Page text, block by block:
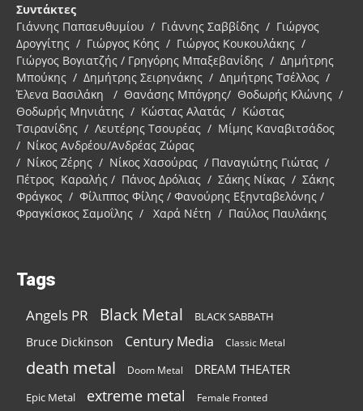
Συντάκτες
Γιάννης Παπαευθυμίου / Γιάννης Σαββίδης / Γιώργος
Δρογγίτης / Γιώργος Κόης / Γιώργος Κουκουλάκης /
Γιώργος Βογιατζής / Γρηγόρης Μπαξεβανίδης / Δημήτρης
Μπούκης / Δημήτρης Σειρηνάκης / Δημήτρης Τσέλλος /
Έλενα Βασιλάκη / Θανάσης Μπόγρης/ Θοδωρής Κλώνης /
Θοδωρής Μηνιάτης / Κώστας Αλατάς / Κώστας
Τσιρανίδης / Λευτέρης Τσουρέας / Μίμης Καναβιτσάδος
/ Νίκος Ανδρέου/Ανδρέας Ζώρας
/ Νίκος Ζέρης / Νίκος Χασούρας / Παναγιώτης Γιώτας /
Πέτρος Καραλής / Πάνος Δρόλιας / Σάκης Νίκας / Σάκης
Φράγκος / Φίλιππος Φίλης / Φανούρης Εξηνταβελόνης /
Φραγκίσκος Σαμοΐλης / Χαρά Νέτη / Παύλος Παυλάκης
Tags
Angels PR Black Metal BLACK SABBATH
Bruce Dickinson Century Media Classic Metal
death metal Doom Metal DREAM THEATER
Epic Metal extreme metal Female Fronted